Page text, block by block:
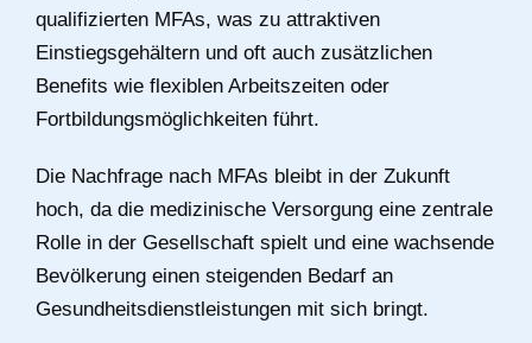
qualifizierten MFAs, was zu attraktiven
Einstiegsgehältern und oft auch zusätzlichen
Benefits wie flexiblen Arbeitszeiten oder
Fortbildungsmöglichkeiten führt.
Die Nachfrage nach MFAs bleibt in der Zukunft
hoch, da die medizinische Versorgung eine zentrale
Rolle in der Gesellschaft spielt und eine wachsende
Bevölkerung einen steigenden Bedarf an
Gesundheitsdienstleistungen mit sich bringt.